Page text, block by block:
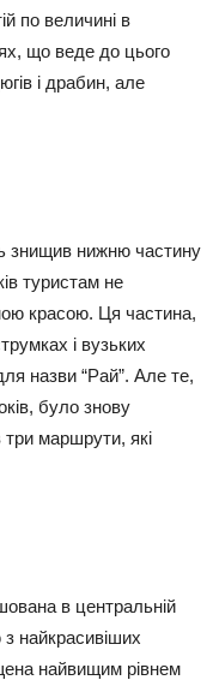
по величині в
що веде до цього
і драбин, але
знищив нижню частину
туристам не
красою. Ця частина,
і вузьких
назви “Рай”. Але те,
було знову
три маршрути, які
в центральній
найкрасивіших
найвищим рівнем